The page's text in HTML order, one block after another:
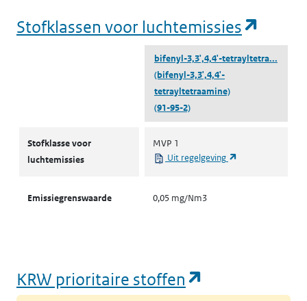
Stofklassen voor luchtemissies
bifenyl-3,3',4,4'-tetrayltetra...
(bifenyl-3,3',4,4'-
tetrayltetraamine)
(91-95-2)
Stofklasse voor
luchtemissies
MVP 1
Uit regelgeving
Emissiegrenswaarde 0,05 mg/Nm3
KRW prioritaire stoffen